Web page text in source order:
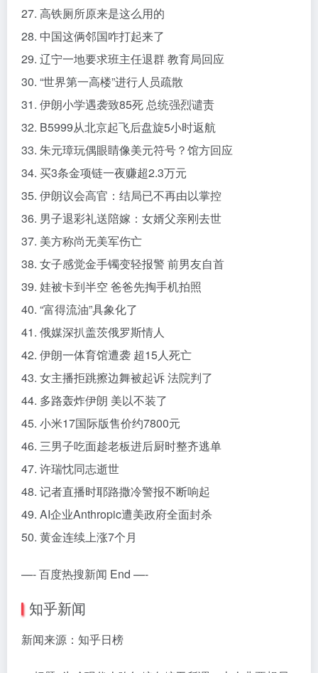
27. 高铁厕所原来是这么用的
28. 中国这俩邻国咋打起来了
29. 辽宁一地要求班主任退群 教育局回应
30. “世界第一高楼”进行人员疏散
31. 伊朗小学遇袭致85死 总统强烈谴责
32. B5999从北京起飞后盘旋5小时返航
33. 朱元璋玩偶眼睛像美元符号？馆方回应
34. 买3条金项链一夜赚超2.3万元
35. 伊朗议会高官：结局已不再由以掌控
36. 男子退彩礼送陪嫁：女婿父亲刚去世
37. 美方称尚无美军伤亡
38. 女子感觉金手镯变轻报警 前男友自首
39. 娃被卡到半空 爸爸先掏手机拍照
40. “富得流油”具象化了
41. 俄媒深扒盖茨俄罗斯情人
42. 伊朗一体育馆遭袭 超15人死亡
43. 女主播拒跳擦边舞被起诉 法院判了
44. 多路轰炸伊朗 美以不装了
45. 小米17国际版售价约7800元
46. 三男子吃面趁老板进后厨时整齐逃单
47. 许瑞忱同志逝世
48. 记者直播时耶路撒冷警报不断响起
49. AI企业Anthropic遭美政府全面封杀
50. 黄金连续上涨7个月
—- 百度热搜新闻 End —-
知乎新闻
新闻来源：知乎日榜